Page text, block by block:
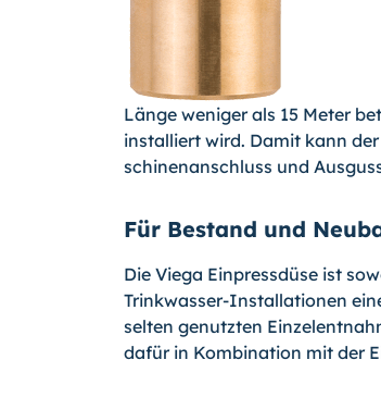
Länge weniger als 15 Meter
installiert wird. Da­mit kann
schinenanschluss und
Für Bestand und
Die Viega Einpressdüse ist
Trinkwasser-Installationen
selten genutzten
dafür in Kombination mit der